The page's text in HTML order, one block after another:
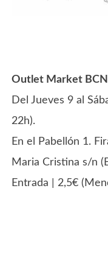
Outlet Market BCN
Del Jueves 9 al
22h).
En el Pabellón 1.
Maria Cristina s/n
Entrada | 2,5€